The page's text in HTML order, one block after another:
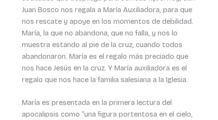
Juan Bosco nos regala a María Auxiliadora, para que
nos rescate y apoye en los momentos de debilidad.
María, la que no abandona, que no falla, y nos lo
muestra estando al pie de la cruz, cuando todos
abandonaron. María es el regalo más preciado que
nos hace Jesús en la cruz. Y María auxiliadora es el
regalo que nos hace la familia salesiana a la Iglesia.
María es presentada en la primera lectura del
apocalipsis como “una figura portentosa en el cielo,